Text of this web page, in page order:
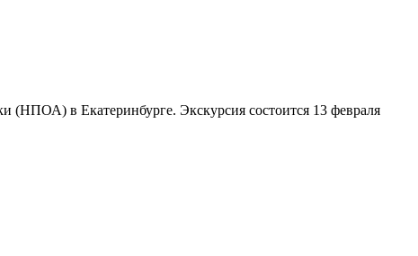
(НПОА) в Екатеринбурге. Экскурсия состоится 13 февраля